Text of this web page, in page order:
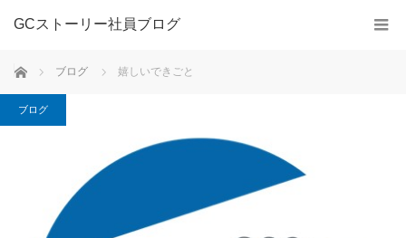
GCストーリー社員ブログ
ホーム ブログ 嬉しいできごと
ブログ